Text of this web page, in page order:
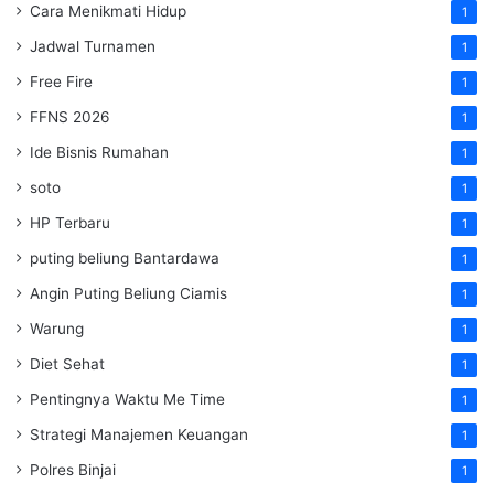
Cara Menikmati Hidup 1
Jadwal Turnamen 1
Free Fire 1
FFNS 2026 1
Ide Bisnis Rumahan 1
soto 1
HP Terbaru 1
puting beliung Bantardawa 1
Angin Puting Beliung Ciamis 1
Warung 1
Diet Sehat 1
Pentingnya Waktu Me Time 1
Strategi Manajemen Keuangan 1
Polres Binjai 1